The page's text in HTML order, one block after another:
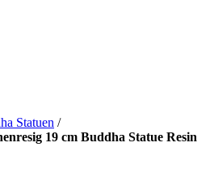
Statuen /
19 cm Buddha Statue Resin